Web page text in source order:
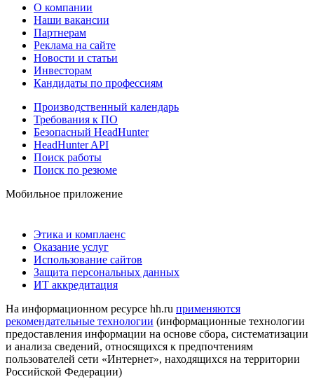
О компании
Наши вакансии
Партнерам
Реклама на сайте
Новости и статьи
Инвесторам
Кандидаты по профессиям
Производственный календарь
Требования к ПО
Безопасный HeadHunter
HeadHunter API
Поиск работы
Поиск по резюме
Мобильное приложение
Этика и комплаенс
Оказание услуг
Использование сайтов
Защита персональных данных
ИТ аккредитация
На информационном ресурсе hh.ru применяются
рекомендательные технологии (информационные технологии
предоставления информации на основе сбора, систематизации
и анализа сведений, относящихся к предпочтениям
пользователей сети «Интернет», находящихся на территории
Российской Федерации)